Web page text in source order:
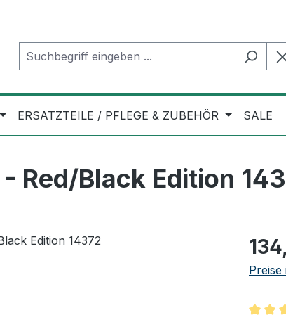
ERSATZTEILE / PFLEGE & ZUBEHÖR SALE
Red/Black Edition